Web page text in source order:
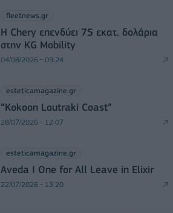
fleetnews.gr
Η Chery επενδύει 75 εκατ. δολάρια
στην KG Mobility
04/08/2026 - 09:24
esteticamagazine.gr
“Kokoon Loutraki Coast”
28/07/2026 - 12:07
esteticamagazine.gr
Aveda I One for All Leave in Elixir
22/07/2026 - 13:20